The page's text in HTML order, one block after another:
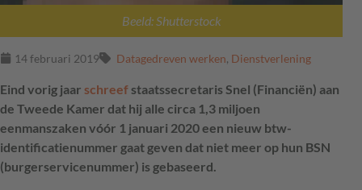
Beeld: Shutterstock
14 februari 2019 Datagedreven werken, Dienstverlening
Eind vorig jaar schreef staatssecretaris Snel (Financiën) aan
de Tweede Kamer dat hij alle circa 1,3 miljoen
eenmanszaken vóór 1 januari 2020 een nieuw btw-
identificatienummer gaat geven dat niet meer op hun BSN
(burgerservicenummer) is gebaseerd.